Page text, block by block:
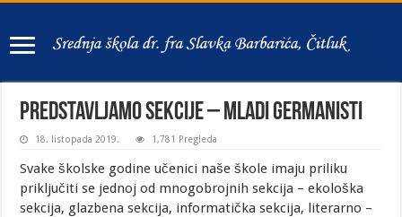
Predstavljamo sekcije – Mladi germanisti
18. listopada 2019. 1,781 Pregleda
Svake školske godine učenici naše škole imaju priliku
priključiti se jednoj od mnogobrojnih sekcija – ekološka
sekcija, glazbena sekcija, informatička sekcija, literarno –